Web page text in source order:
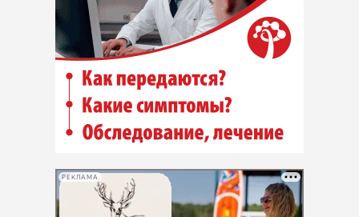
РЕКЛАМА